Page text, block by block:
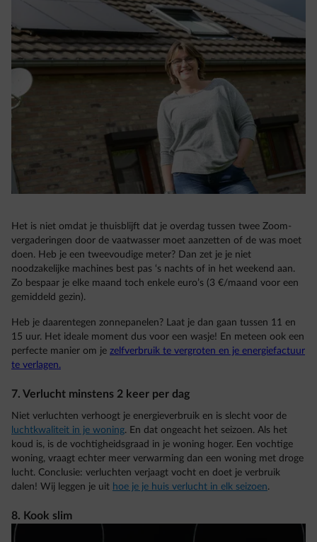
Het is niet omdat je thuisblijft dat je overdag tussen twee Zoom-
vergaderingen door de vaatwasser moet aanzetten of de was moet
doen. Heb je een tweevoudige meter? Dan zet je je niet
noodzakelijke machines best pas ‘s nachts of in het weekend aan.
Zo bespaar je elke maand toch enkele euro’s (3 €/maand voor een
gemiddeld gezin).
Heb je daarentegen zonnepanelen? Laat je dan gaan tussen 11 en
15 uur. Het ideale moment dus voor een wasje! En meteen ook een
perfecte manier om je zelfverbruik te vergroten en je energiefactuur
te verlagen.
7. Verlucht minstens 2 keer per dag
Niet verluchten verhoogt je energieverbruik en is slecht voor de
luchtkwaliteit in je woning. En dat ongeacht het seizoen. Als het
koud is, is de vochtigheidsgraad in je woning hoger. Een vochtige
woning, vraagt echter meer verwarming dan een woning met droge
lucht. Conclusie: verluchten verjaagt vocht en doet je verbruik
dalen! Wij leggen je uit hoe je je huis verlucht in elk seizoen.
8. Kook slim